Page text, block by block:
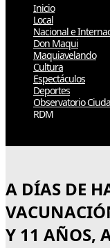
Inicio
Local
Nacional e
Don Maqui
Maquiavelando
Cultura
Espectáculos
Deportes
Observatorio
RDM
A DÍAS DE
Y 11 AÑOS,